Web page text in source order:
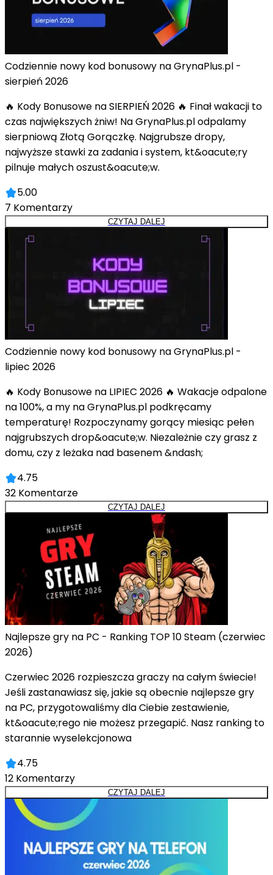
Codziennie nowy kod bonusowy na GrynaPlus.pl -
sierpień 2026
🔥 Kody Bonusowe na SIERPIEŃ 2026 🔥 Finał wakacji to
czas największych żniw! Na GrynaPlus.pl odpalamy
sierpniową Złotą Gorączkę. Najgrubsze dropy,
najwyższe stawki za zadania i system, kt&oacute;ry
pilnuje małych oszust&oacute;w.
5.00
7 Komentarzy
CZYTAJ DALEJ
Codziennie nowy kod bonusowy na GrynaPlus.pl -
lipiec 2026
🔥 Kody Bonusowe na LIPIEC 2026 🔥 Wakacje odpalone
na 100%, a my na GrynaPlus.pl podkręcamy
temperaturę! Rozpoczynamy gorący miesiąc pełen
najgrubszych drop&oacute;w. Niezależnie czy grasz z
domu, czy z leżaka nad basenem &ndash;
4.75
32 Komentarze
CZYTAJ DALEJ
Najlepsze gry na PC - Ranking TOP 10 Steam (czerwiec
2026)
Czerwiec 2026 rozpieszcza graczy na całym świecie!
Jeśli zastanawiasz się, jakie są obecnie najlepsze gry
na PC, przygotowaliśmy dla Ciebie zestawienie,
kt&oacute;rego nie możesz przegapić. Nasz ranking to
starannie wyselekcjonowa
4.75
12 Komentarzy
CZYTAJ DALEJ